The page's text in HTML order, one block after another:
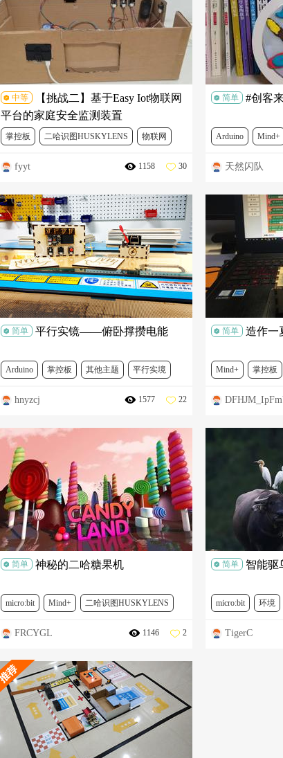
中等
【挑战二】基于Easy Iot物联网
平台的家庭安全监测装置
掌控板 二哈识图HUSKYLENS 物联网
创客武林争霸赛 DFR0759
DFR0608 SEN0248 DFR0032
SEN0197 MBT0014 DFR0029-Y
FIT0502 SER0006 DFR0021-R
SEN0305 DFR0076
fyyt 1158 30
简单 #创客
Arduino Mind+
创客来了
DFR0027
天然闪队
简单 平行实镜——俯卧撑攒电能
Arduino 掌控板 其他主题 平行实境
FIT0398 DFR0332 DFR0216
DFR0265 SEN0305 FIT0063
DFR0031-Y DFR0032 DFR0029-Y
DFR0608 MBT0014 FIT0137
hnyzcj 1577 22
简单 造作
Mind+ 掌控板
科学实验探究创新
简单 神秘的二哈糖果机
micro:bit Mind+ 二哈识图HUSKYLENS
人工智能 SER0006
FIT0612 DFR0032 DFR0497-521
DFR0548 SEN0305
FRCYGL 1146 2
简单 智能驱
micro:bit 环境
micro:bit全球青少
TigerC